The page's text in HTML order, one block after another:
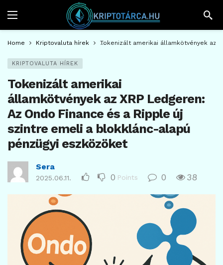
Home Kriptovaluta hírek Tokenizált amerikai államkötvények az
KRIPTOVALUTA HÍREK
Tokenizált amerikai
államkötvények az XRP Ledgeren:
Az Ondo Finance és a Ripple új
szintre emeli a blokklánc-alapú
pénzügyi eszközöket
Sera
2025.06.11. 0 Points 0 38